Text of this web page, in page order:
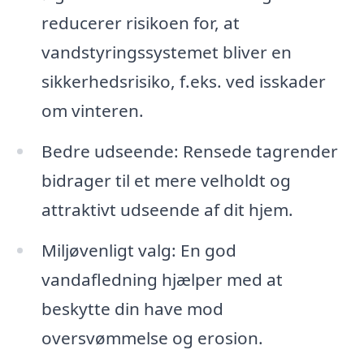
reducerer risikoen for, at
vandstyringssystemet bliver en
sikkerhedsrisiko, f.eks. ved isskader
om vinteren.
Bedre udseende: Rensede tagrender
bidrager til et mere velholdt og
attraktivt udseende af dit hjem.
Miljøvenligt valg: En god
vandafledning hjælper med at
beskytte din have mod
oversvømmelse og erosion.